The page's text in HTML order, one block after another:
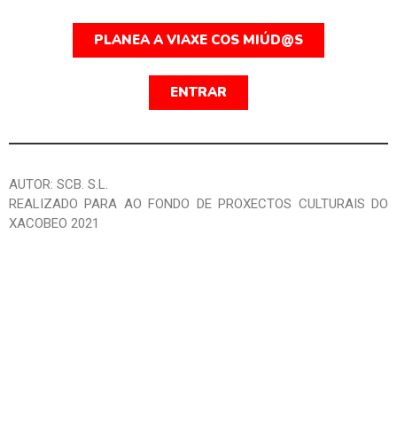
PLANEA A VIAXE COS MIÚD@S
ENTRAR
AUTOR: SCB. S.L.
REALIZADO PARA AO FONDO DE PROXECTOS CULTURAIS DO
XACOBEO 2021